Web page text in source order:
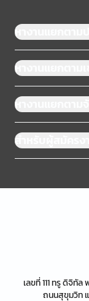
หางานแยกตามป
หางานแยกตามเ
หางานแยกตามจั
สำหรับผู้สมัครงาน
เลขที่ 111 ทรู ดิจิทั
ถนนสุขุมวิท